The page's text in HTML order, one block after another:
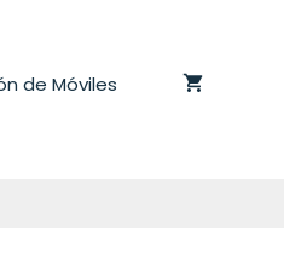
de Móviles